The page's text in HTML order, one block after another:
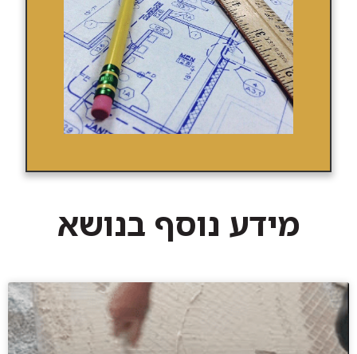
מידע נוסף בנושא